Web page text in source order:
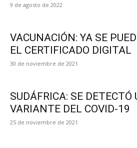
9 de agosto de 2022
VACUNACIÓN: YA SE
EL CERTIFICADO DIGITAL
30 de noviembre de 2021
SUDÁFRICA: SE DETECTÓ
VARIANTE DEL COVID-19
25 de noviembre de 2021